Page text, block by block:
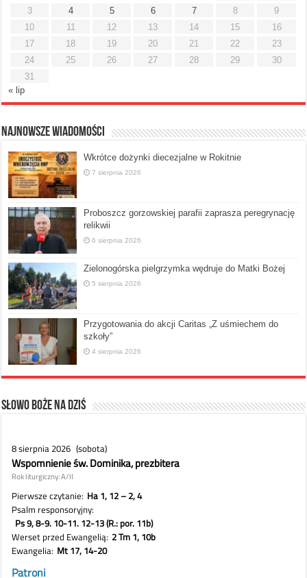
3
4 5 6 7 8
9
10
11 12 13 14 15
16
17
18 19 20 21 22
23
24
25 26 27 28 29
30
31
« lip
Najnowsze Wiadomości
Wkrótce dożynki diecezjalne w Rokitnie
7 sierpnia 2026
Proboszcz gorzowskiej parafii zaprasza peregrynację
relikwii
6 sierpnia 2026
Zielonogórska pielgrzymka wędruje do Matki Bożej
5 sierpnia 2026
Przygotowania do akcji Caritas „Z uśmiechem do
szkoły”
4 sierpnia 2026
Słowo Boże na dziś